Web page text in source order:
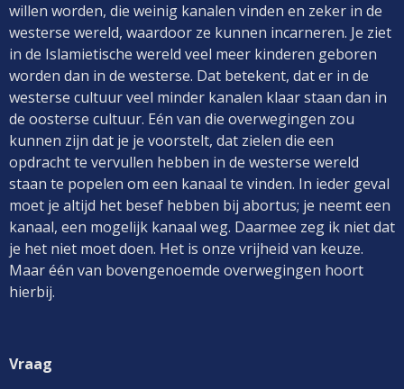
willen worden, die weinig kanalen vinden en zeker in de
westerse wereld, waardoor ze kunnen incarneren. Je ziet
in de Islamietische wereld veel meer kinderen geboren
worden dan in de westerse. Dat betekent, dat er in de
westerse cultuur veel minder kanalen klaar staan dan in
de oosterse cultuur. Eén van die overwegingen zou
kunnen zijn dat je je voorstelt, dat zielen die een
opdracht te vervullen hebben in de westerse wereld
staan te popelen om een kanaal te vinden. In ieder geval
moet je altijd het besef hebben bij abortus; je neemt een
kanaal, een mogelijk kanaal weg. Daarmee zeg ik niet dat
je het niet moet doen. Het is onze vrijheid van keuze.
Maar één van bovengenoemde overwegingen hoort
hierbij.
Vraag